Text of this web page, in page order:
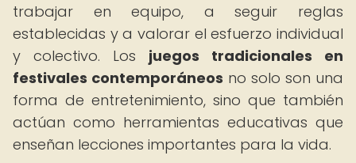
trabajar en equipo, a seguir reglas
establecidas y a valorar el esfuerzo individual
y colectivo. Los juegos tradicionales en
festivales contemporáneos no solo son una
forma de entretenimiento, sino que también
actúan como herramientas educativas que
enseñan lecciones importantes para la vida.